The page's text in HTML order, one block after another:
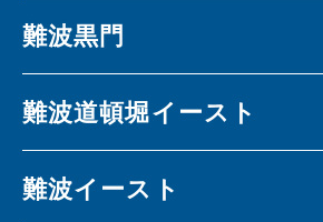
難波黒門
難波道頓堀イースト
難波イースト